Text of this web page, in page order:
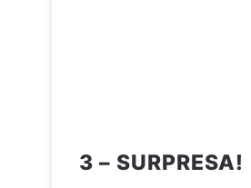
3 – SURPRESA!